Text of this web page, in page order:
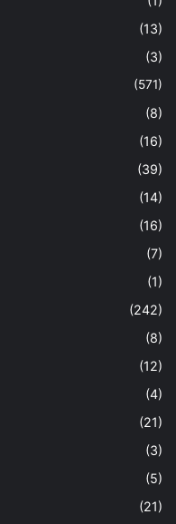
(13)
(3)
(571)
(8)
(16)
(39)
(14)
(16)
(7)
(1)
(242)
(8)
(12)
(4)
(21)
(3)
(5)
(21)